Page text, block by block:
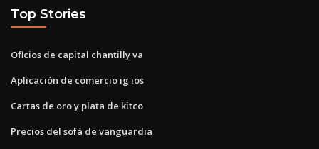
Top Stories
Oficios de capital chantilly va
Aplicación de comercio ig ios
Cartas de oro y plata de kitco
Precios del sofá de vanguardia